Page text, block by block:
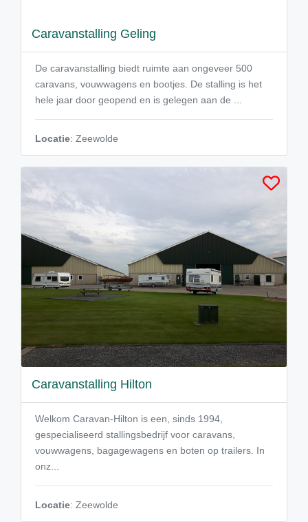
Caravanstalling Geling
De caravanstalling biedt ruimte aan ongeveer 500
caravans, vouwwagens en bootjes. De stalling is het
hele jaar door geopend en is gelegen aan de ...
Locatie: Zeewolde
Caravanstalling Hilton
Welkom Caravan-Hilton is een, sinds 1994,
gespecialiseerd stallingsbedrijf voor caravans,
vouwwagens, bagagewagens en boten op trailers. In
onz...
Locatie: Zeewolde